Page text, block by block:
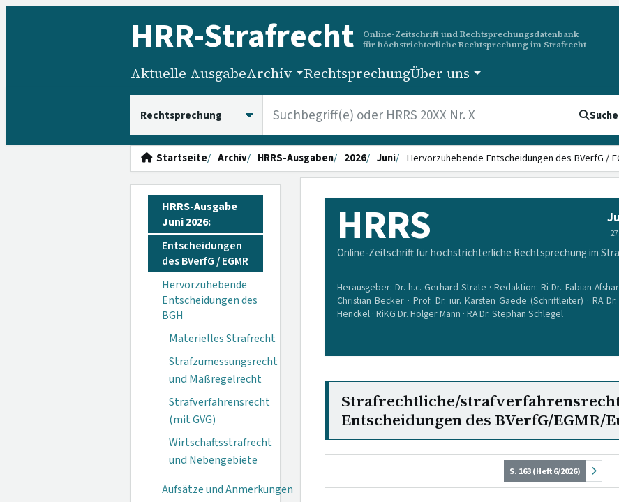
HRR-Strafrecht
Online-Zeitschrift und Rechtsprechungsdatenbank
für höchstrichterliche Rechtsprechung im Strafrecht
Aktuelle AusgabeArchiv RechtsprechungÜber uns
Startseite Archiv HRRS-Ausgaben 2026 Juni Hervorzuhebende Entscheidungen des BVerfG /
HRRS-Ausgabe
Juni 2026:
Entscheidungen
des BVerfG / EGMR
Hervorzuhebende
Entscheidungen des
BGH
Materielles Strafrecht
Strafzumessungsrecht
und Maßregelrecht
Strafverfahrensrecht
(mit GVG)
Wirtschaftsstrafrecht
und Nebengebiete
Aufsätze und Anmerkungen
HRRS
Online-Zeitschrift für höchstrichterliche Rechtsprechung im
Herausgeber: Dr. h.c. Gerhard Strate · Redaktion: Ri Dr. Fabian Afshar
Christian Becker · Prof. Dr. iur. Karsten Gaede (Schriftleiter) · RA
Henckel · RiKG Dr. Holger Mann · RA Dr. Stephan Schlegel
Strafrechtliche/
Entscheidungen des BVerfG/EGMR/
S. 163 (Heft 6/2026)